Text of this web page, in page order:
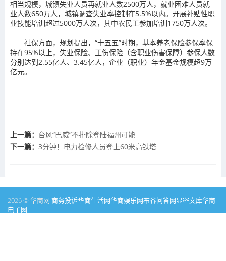
相当规模，城镇失业人员再就业人数2500万人，就业困难人员就
业人数650万人，城镇调查失业率控制在5.5%以内。开展补贴性职
业技能培训超过5000万人次，其中农民工参加培训1750万人次。
社保方面，规划提出，“十五五”时期，基本养老保险参保率保
持在95%以上，失业保险、工伤保险（含职业伤害保障）参保人数
分别达到2.55亿人、3.45亿人，企业（职业）年金基金规模超9万
亿元。
上一篇： 台风“巴威”不排除登陆福州可能
下一篇： 3分钟！电力检修人员登上60米高铁塔
2026 © 华商网 商务投诉华商生活网华商娱乐网布谷问答网显密文库华商
电子网